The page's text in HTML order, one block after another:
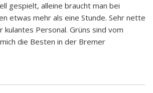
gespielt, alleine braucht man bei
etwas mehr als eine Stunde. Sehr nette
kulantes Personal. Grüns sind vom
die Besten in der Bremer